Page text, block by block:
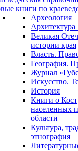
книги по
Археология
Архитектура
Великая
истории края
Власть.
География.
Журнал
Искусство.
История
Книги о
населенных
области
Культура,
этнография